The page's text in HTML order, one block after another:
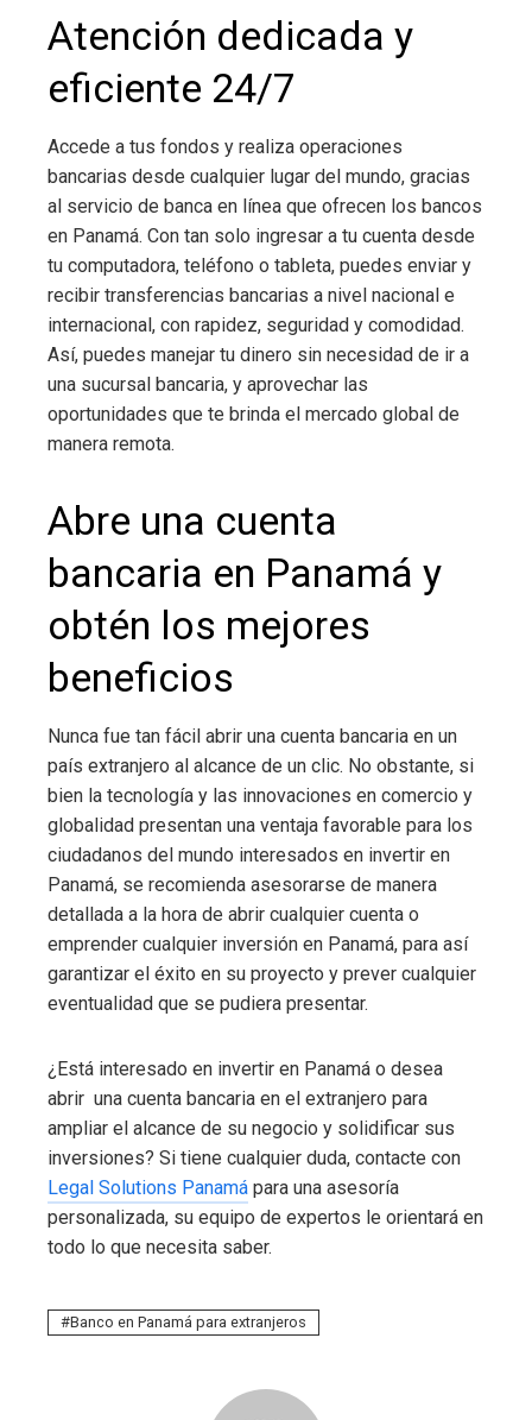
Atención dedicada y
eficiente 24/7
Accede a tus fondos y realiza operaciones
bancarias desde cualquier lugar del mundo, gracias
al servicio de banca en línea que ofrecen los bancos
en Panamá. Con tan solo ingresar a tu cuenta desde
tu computadora, teléfono o tableta, puedes enviar y
recibir transferencias bancarias a nivel nacional e
internacional, con rapidez, seguridad y comodidad.
Así, puedes manejar tu dinero sin necesidad de ir a
una sucursal bancaria, y aprovechar las
oportunidades que te brinda el mercado global de
manera remota.
Abre una cuenta
bancaria en Panamá y
obtén los mejores
beneficios
Nunca fue tan fácil abrir una cuenta bancaria en un
país extranjero al alcance de un clic. No obstante, si
bien la tecnología y las innovaciones en comercio y
globalidad presentan una ventaja favorable para los
ciudadanos del mundo interesados en invertir en
Panamá, se recomienda asesorarse de manera
detallada a la hora de abrir cualquier cuenta o
emprender cualquier inversión en Panamá, para así
garantizar el éxito en su proyecto y prever cualquier
eventualidad que se pudiera presentar.
¿Está interesado en invertir en Panamá o desea
abrir una cuenta bancaria en el extranjero para
ampliar el alcance de su negocio y solidificar sus
inversiones? Si tiene cualquier duda, contacte con
Legal Solutions Panamá para una asesoría
personalizada, su equipo de expertos le orientará en
todo lo que necesita saber.
Banco en Panamá para extranjeros